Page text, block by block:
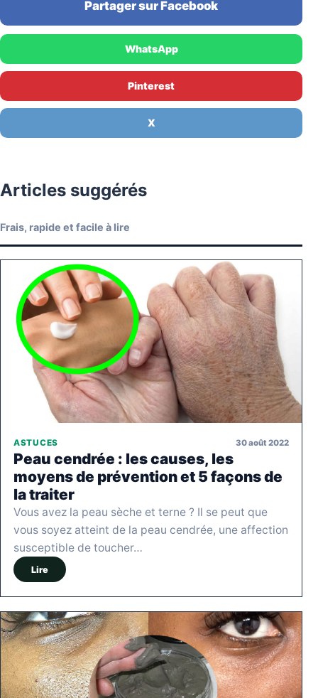
Partager sur Facebook
WhatsApp
Pinterest
X
Articles suggérés
Frais, rapide et facile à lire
ASTUCES 30 août 2022
Peau cendrée : les causes, les
moyens de prévention et 5 façons de
la traiter
Vous avez la peau sèche et terne ? Il se peut que
vous soyez atteint de la peau cendrée, une affection
susceptible de toucher…
Lire